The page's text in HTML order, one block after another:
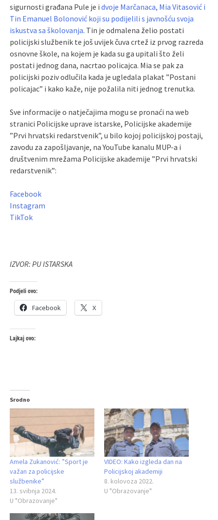
sigurnosti građana Pule je i dvoje Marčanaca, Mia Vitasović i
Tin Emanuel Bolonović koji su podijelili s javnošću svoja
iskustva sa školovanja. Tin je odmalena želio postati
policijski službenik te još uvijek čuva crtež iz prvog razreda
osnovne škole, na kojem je kada su ga upitali što želi
postati jednog dana, nacrtao policajca. Mia se pak za
policijski poziv odlučila kada je ugledala plakat ”Postani
policajac” i kako kaže, nije požalila niti jednog trenutka.
Sve informacije o natječajima mogu se pronaći na web
stranici Policijske uprave istarske, Policijske akademije
”Prvi hrvatski redarstvenik”, u bilo kojoj policijskoj postaji,
zavodu za zapošljavanje, na YouTube kanalu MUP-a i
društvenim mrežama Policijske akademije ”Prvi hrvatski
redarstvenik”:
Facebook
Instagram
TikTok
IZVOR: PU ISTARSKA
Podjeli ovo:
Facebook X
Lajkaj ovo:
Srodno
Amela Zukanović: ”Sport je
važan za policijske
službenike”
13. svibnja 2024.
U "Obrazovanje"
VIDEO: Kako izgleda dan na
Policijskoj akademiji
8. kolovoza 2022.
U "Obrazovanje"